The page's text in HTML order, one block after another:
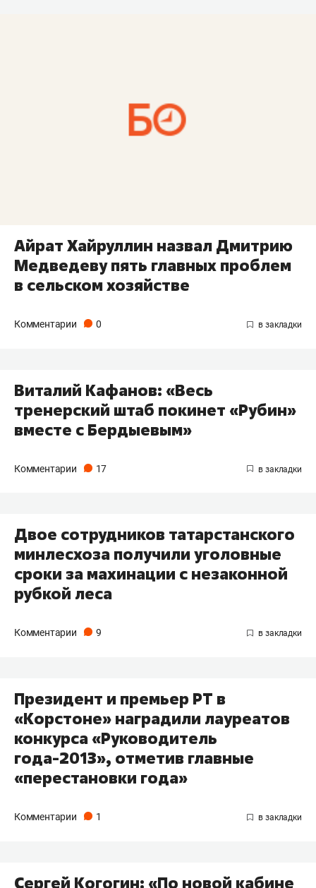
Айрат Хайруллин назвал Дмитрию
Медведеву пять главных проблем
в сельском хозяйстве
Комментарии 0
Виталий Кафанов: «Весь
тренерский штаб покинет «Рубин»
вместе с Бердыевым»
Комментарии 17
Двое сотрудников татарстанского
минлесхоза получили уголовные
сроки за махинации с незаконной
рубкой леса
Комментарии 9
Президент и премьер РТ в
«Корстоне» наградили лауреатов
конкурса «Руководитель
года-2013», отметив главные
«перестановки года»
Комментарии 1
Сергей Когогин: «По новой кабине